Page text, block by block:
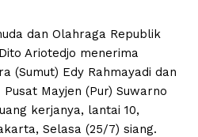
dan Olahraga Republik
Ariotedjo menerima
(Sumut) Edy Rahmayadi dan
Mayjen (Pur) Suwarno
kerjanya, lantai 10,
Selasa (25/7) siang.